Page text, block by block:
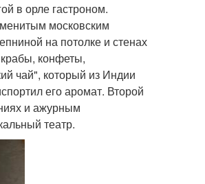
в орле гастроном.
московским
на потолке и стенах
конфеты,
чай", который из Индии
его аромат. Второй
и ажурным
театр.